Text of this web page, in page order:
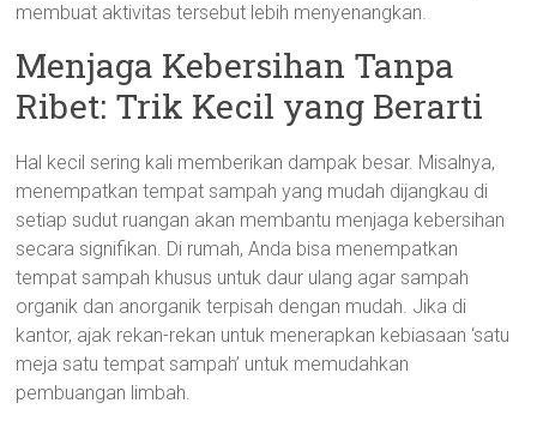
membuat aktivitas tersebut lebih menyenangkan.
Menjaga Kebersihan Tanpa
Ribet: Trik Kecil yang Berarti
Hal kecil sering kali memberikan dampak besar. Misalnya,
menempatkan tempat sampah yang mudah dijangkau di
setiap sudut ruangan akan membantu menjaga kebersihan
secara signifikan. Di rumah, Anda bisa menempatkan
tempat sampah khusus untuk daur ulang agar sampah
organik dan anorganik terpisah dengan mudah. Jika di
kantor, ajak rekan-rekan untuk menerapkan kebiasaan ‘satu
meja satu tempat sampah’ untuk memudahkan
pembuangan limbah.